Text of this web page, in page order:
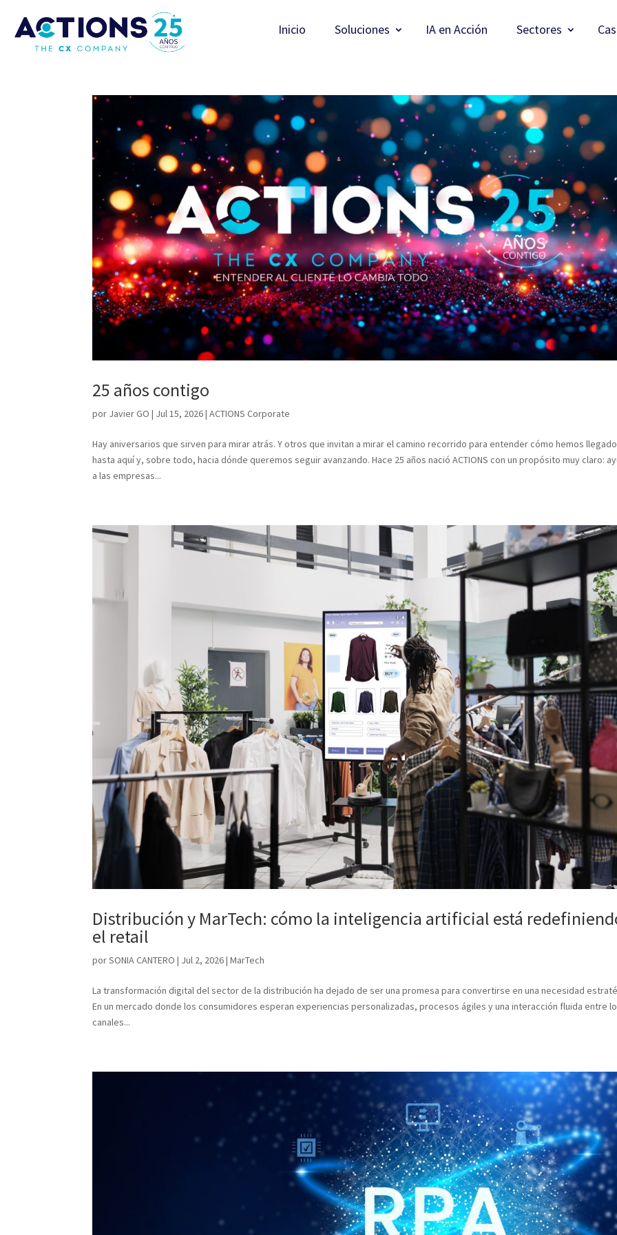
Inicio Soluciones IA en Acción Sectores
25 años contigo
por Javier GO | Jul 15, 2026|ACTIONS Corporate
Hay aniversarios que sirven para mirar atrás. Y otros que invitan a mirar el camino recorrido para entender cómo hemos llegado
hasta aquí y, sobre todo, hacia dónde queremos seguir avanzando. Hace 25 años nació ACTIONS con un propósito muy claro:
a las empresas...
Distribución y MarTech: cómo la inteligencia artificial está
el retail
porSONIA CANTERO | Jul 2, 2026|MarTech
La transformación digital del sector de la distribución ha dejado de ser una promesa para convertirse en una necesidad
En un mercado donde los consumidores esperan experiencias personalizadas, procesos ágiles y una interacción fluida entre
canales...